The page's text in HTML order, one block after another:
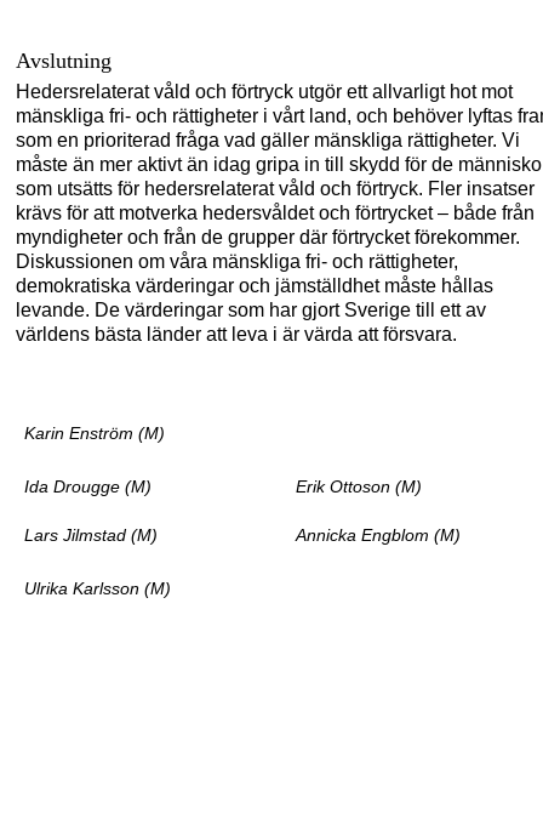
Avslutning
Hedersrelaterat våld och förtryck utgör ett allvarligt hot mot
mänskliga fri- och rättigheter i vårt land, och behöver lyftas
som en prioriterad fråga vad gäller mänskliga rättigheter. Vi
måste än mer aktivt än idag gripa in till skydd för de
som utsätts för hedersrelaterat våld och förtryck. Fler insatser
krävs för att motverka hedersvåldet och förtrycket – både från
myndigheter och från de grupper där förtrycket förekommer.
Diskussionen om våra mänskliga fri- och rättigheter,
demokratiska värderingar och jämställdhet måste hållas
levande. De värderingar som har gjort Sverige till ett av
världens bästa länder att leva i är värda att försvara.
Karin Enström (M)
Ida Drougge (M) Erik Ottoson (M)
Lars Jilmstad (M) Annicka Engblom (M)
Ulrika Karlsson (M)